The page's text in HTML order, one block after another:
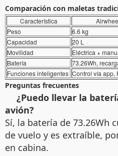
Comparación con maletas
Característica
Peso
6.6 kg
Capacidad
20 L
Movilidad
Eléctrica +
Batería
73.26Wh,
Funciones inteligentes Control vía app,
Preguntas frecuentes
¿Puedo llevar la
avión?
Sí, la batería de 73.26Wh
de vuelo y es extraíble,
en cabina.